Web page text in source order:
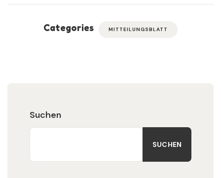
Categories MITTEILUNGSBLATT
Suchen
SUCHEN